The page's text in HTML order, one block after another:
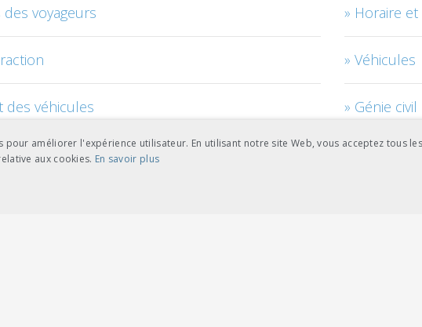
voyageurs Horaire
Véhicules
des véhicules Génie civil
Accès au
pour améliorer l'expérience utilisateur. En utilisant notre site Web, vous acceptez tous
aux cookies. En savoir plus